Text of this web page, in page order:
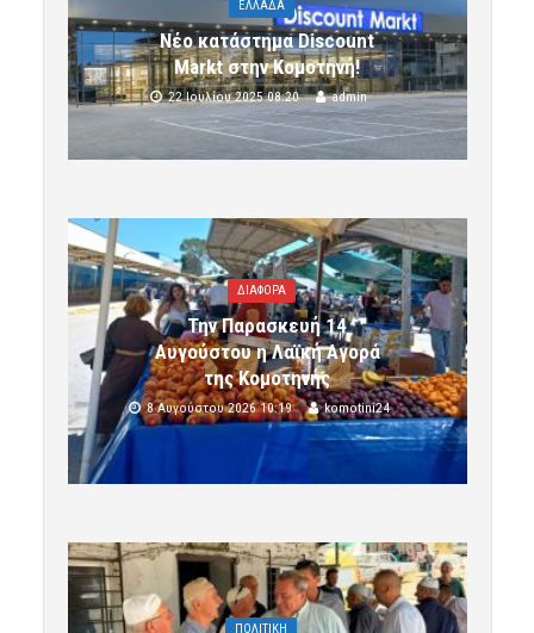
ΕΛΛΑΔΑ
Νέο κατάστημα Discount
Markt στην Κομοτηνή!
22 Ιουλίου 2025 08:20 admin
ΔΙΑΦΟΡΑ
Την Παρασκευή 14
Αυγούστου η Λαϊκή Αγορά
της Κομοτηνής
8 Αυγούστου 2026 10:19 komotini24
ΠΟΛΙΤΙΚΗ